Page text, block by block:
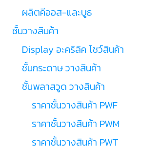
ผลิตคีออส-และบูธ
ชั้นวางสินค้า
Display อะคริลิค โชว์สินค้า
ชั้นกระดาษ วางสินค้า
ชั้นพลาสวูด วางสินค้า
ราคาชั้นวางสินค้า PWF
ราคาชั้นวางสินค้า PWM
ราคาชั้นวางสินค้า PWT